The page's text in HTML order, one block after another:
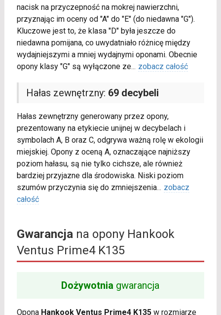
nacisk na przyczepność na mokrej nawierzchni,
przyznając im oceny od "A" do "E" (do niedawna "G").
Kluczowe jest to, że klasa "D" była jeszcze do
niedawna pomijana, co uwydatniało różnicę między
wydajniejszymi a mniej wydajnymi oponami. Obecnie
opony klasy "G" są wyłączone ze... zobacz całość
Hałas zewnętrzny: 69 decybeli
Hałas zewnętrzny generowany przez opony,
prezentowany na etykiecie unijnej w decybelach i
symbolach A, B oraz C, odgrywa ważną rolę w ekologii
miejskiej. Opony z oceną A, oznaczające najniższy
poziom hałasu, są nie tylko cichsze, ale również
bardziej przyjazne dla środowiska. Niski poziom
szumów przyczynia się do zmniejszenia... zobacz
całość
Gwarancjana opony Hankook
Ventus Prime4 K135
Dożywotnia gwarancja
Opona Hankook Ventus Prime4 K135w rozmiarze